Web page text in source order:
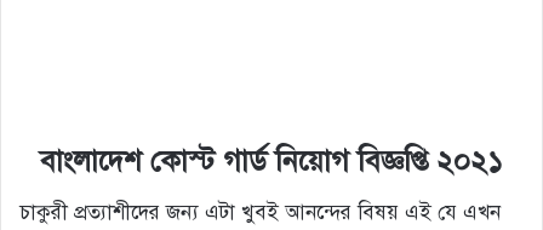
বাংলাদেশ কোস্ট গার্ড নিয়োগবিজ্ঞপ্তি ২০২১
চাকুরী প্রত্যাশীদের জন্য এটা খুবই আনন্দের বিষয় এই যে এখন